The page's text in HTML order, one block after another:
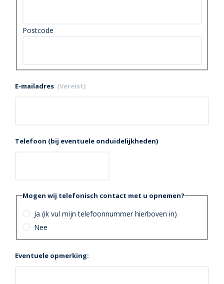
Postcode
E-mailadres (Vereist)
Telefoon (bij eventuele onduidelijkheden)
Mogen wij telefonisch contact met u opnemen?
Ja (ik vul mijn telefoonnummer hierboven in)
Nee
Eventuele opmerking: